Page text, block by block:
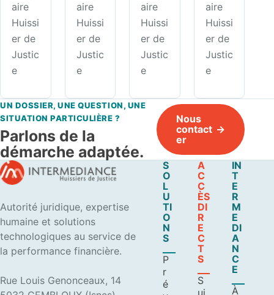
aire
Huissi
er de
Justic
e
aire
Huissi
er de
Justic
e
aire
Huissi
er de
Justic
e
aire
Huissi
er de
Justic
e
UN DOSSIER, UNE QUESTION, UNE
SITUATION PARTICULIÈRE ?
Parlons de la
démarche adaptée.
Nous
contact
er
Autorité juridique, expertise
humaine et solutions
technologiques au service de
la performance financière.
Rue Louis Genonceaux, 14
S
O
L
U
TI
O
N
S
P
r
é
A
C
C
ÈS
DI
R
E
C
T
S
S
IN
T
E
R
M
E
DI
A
N
C
E
À